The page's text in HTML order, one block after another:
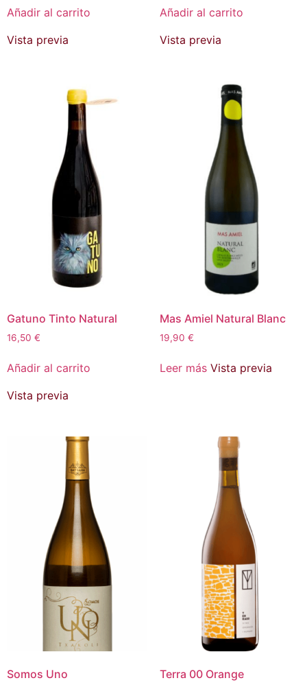
Añadir al carrito
Vista previa
Añadir al carrito
Vista previa
Gatuno Tinto Natural
16,50 €
Añadir al carrito
Vista previa
Mas Amiel Natural Blanc
19,90 €
Leer más Vista previa
Somos Uno Terra 00 Orange